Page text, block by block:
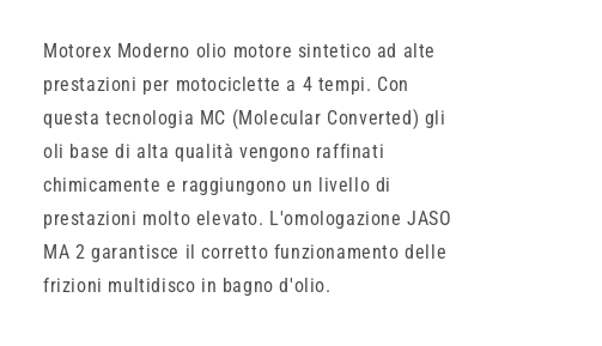
Motorex Moderno olio motore sintetico ad alte
prestazioni per motociclette a 4 tempi. Con
questa tecnologia MC (Molecular Converted) gli
oli base di alta qualità vengono raffinati
chimicamente e raggiungono un livello di
prestazioni molto elevato. L'omologazione JASO
MA 2 garantisce il corretto funzionamento delle
frizioni multidisco in bagno d'olio.